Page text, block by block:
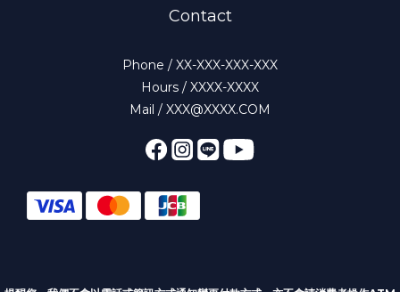
Contact
Phone / XX-XXX-XXX-XXX
Hours / XXXX-XXXX
Mail / XXX@XXXX.COM